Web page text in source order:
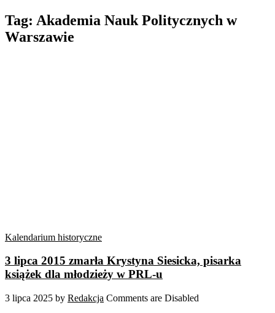
Tag: Akademia Nauk Politycznych w
Warszawie
Kalendarium historyczne
3 lipca 2015 zmarła Krystyna Siesicka, pisarka
książek dla młodzieży w PRL-u
3 lipca 2025 by Redakcja Comments are Disabled